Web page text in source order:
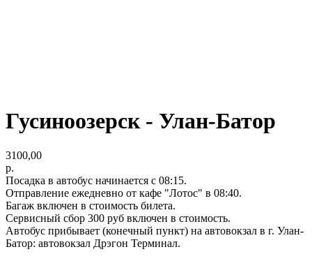
Гусиноозерск - Улан-Батор
3100,00
р.
Посадка в автобус начинается с 08:15.
Отправление ежедневно от кафе "Лотос" в 08:40.
Багаж включен в стоимость билета.
Сервисный сбор 300 руб включен в стоимость.
Автобус прибывает (конечный пункт) на автовокзал в г. Улан-
Батор: автовокзал Дрэгон Терминал.